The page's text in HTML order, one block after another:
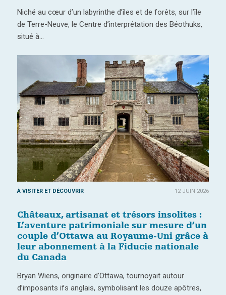
Niché au cœur d’un labyrinthe d’îles et de forêts, sur l’île
de Terre-Neuve, le Centre d’interprétation des Béothuks,
situé à…
À VISITER ET DÉCOUVRIR 12 JUIN 2026
Châteaux, artisanat et trésors insolites :
L’aventure patrimoniale sur mesure d’un
couple d’Ottawa au Royaume-Uni grâce à
leur abonnement à la Fiducie nationale
du Canada
Bryan Wiens, originaire d’Ottawa, tournoyait autour
d’imposants ifs anglais, symbolisant les douze apôtres,